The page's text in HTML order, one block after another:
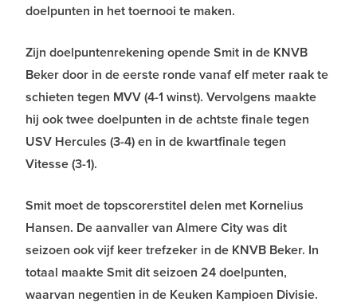
doelpunten in het toernooi te maken.
Zijn doelpuntenrekening opende Smit in de KNVB
Beker door in de eerste ronde vanaf elf meter raak te
schieten tegen MVV (4-1 winst). Vervolgens maakte
hij ook twee doelpunten in de achtste finale tegen
USV Hercules (3-4) en in de kwartfinale tegen
Vitesse (3-1).
Smit moet de topscorerstitel delen met Kornelius
Hansen. De aanvaller van Almere City was dit
seizoen ook vijf keer trefzeker in de KNVB Beker. In
totaal maakte Smit dit seizoen 24 doelpunten,
waarvan negentien in de Keuken Kampioen Divisie.